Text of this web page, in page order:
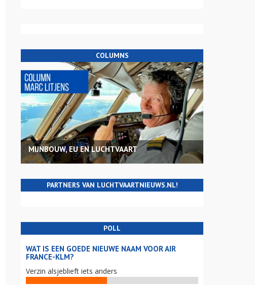
COLUMNS
MIJNBOUW, EU EN LUCHTVAART
PARTNERS VAN LUCHTVAARTNIEUWS.NL!
POLL
WAT IS EEN GOEDE NIEUWE NAAM VOOR AIR
FRANCE-KLM?
Verzin alsjeblieft iets anders